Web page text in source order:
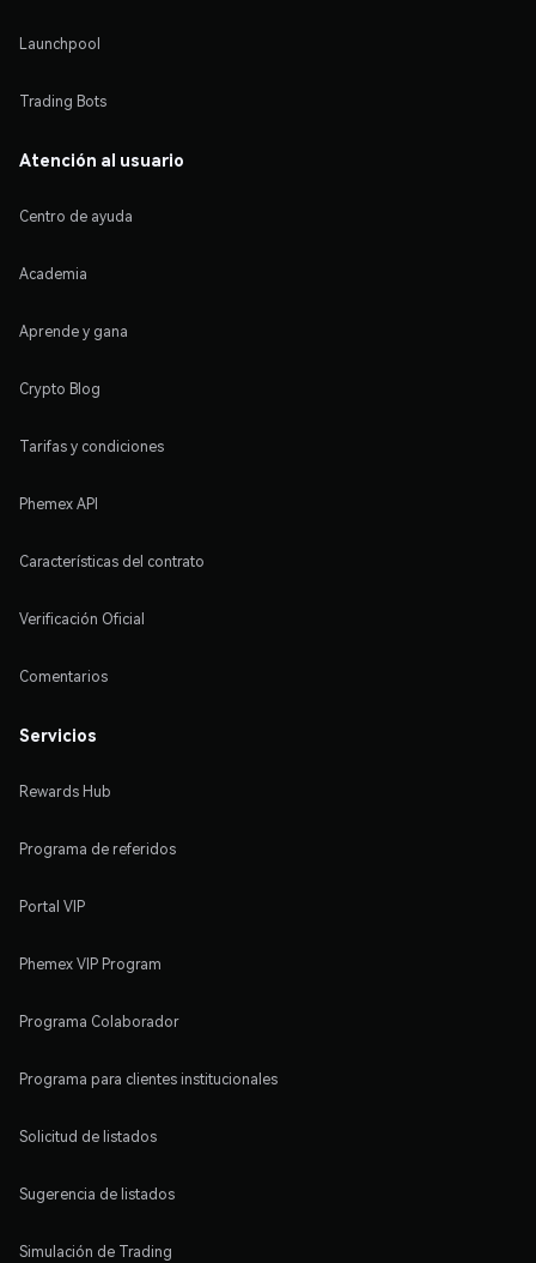
Launchpool
Trading Bots
Atención al usuario
Centro de ayuda
Academia
Aprende y gana
Crypto Blog
Tarifas y condiciones
Phemex API
Características del contrato
Verificación Oficial
Comentarios
Servicios
Rewards Hub
Programa de referidos
Portal VIP
Phemex VIP Program
Programa Colaborador
Programa para clientes institucionales
Solicitud de listados
Sugerencia de listados
Simulación de Trading